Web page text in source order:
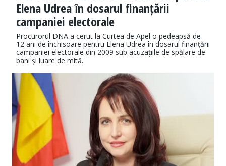
Elena Udrea în dosarul finanțării
campaniei electorale
Procurorul DNA a cerut la Curtea de Apel o pedeapsă de
12 ani de închisoare pentru Elena Udrea în dosarul finanțării
campaniei electorale din 2009 sub acuzațiile de spălare de
bani și luare de mită.